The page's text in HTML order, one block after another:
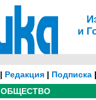
и
| Редакция | Подписка
ОБЩЕСТВО